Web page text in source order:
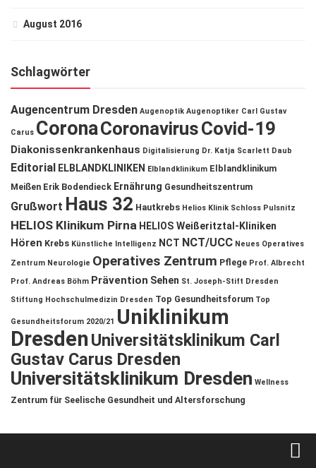
August 2016
Schlagwörter
Augencentrum Dresden Augenoptik Augenoptiker Carl Gustav
Carus CoronaCoronavirusCovid-19
Diakonissenkrankenhaus Digitalisierung Dr. Katja Scarlett Daub
Editorial ELBLANDKLINIKEN Elblandklinikum Elblandklinikum
Meißen Erik Bodendieck Ernährung Gesundheitszentrum
Grußwort Haus 32 Hautkrebs Helios Klinik Schloss Pulsnitz
HELIOS Klinikum Pirna HELIOS Weißeritztal-Kliniken
Hören Krebs Künstliche Intelligenz NCT NCT/UCC Neues Operatives
Zentrum Neurologie Operatives Zentrum Pflege Prof. Albrecht
Prof. Andreas Böhm Prävention Sehen St. Joseph-Stift Dresden
Stiftung Hochschulmedizin Dresden Top Gesundheitsforum Top
Gesundheitsforum 2020/21 Uniklinikum
DresdenUniversitätsklinikum Carl
Gustav Carus Dresden
Universitätsklinikum Dresden Wellness
Zentrum für Seelische Gesundheit und Altersforschung